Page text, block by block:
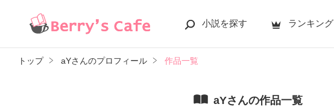
小説を探す ランキング
トップ aYさんのプロフィール 作品一覧
aYさんの作品一覧